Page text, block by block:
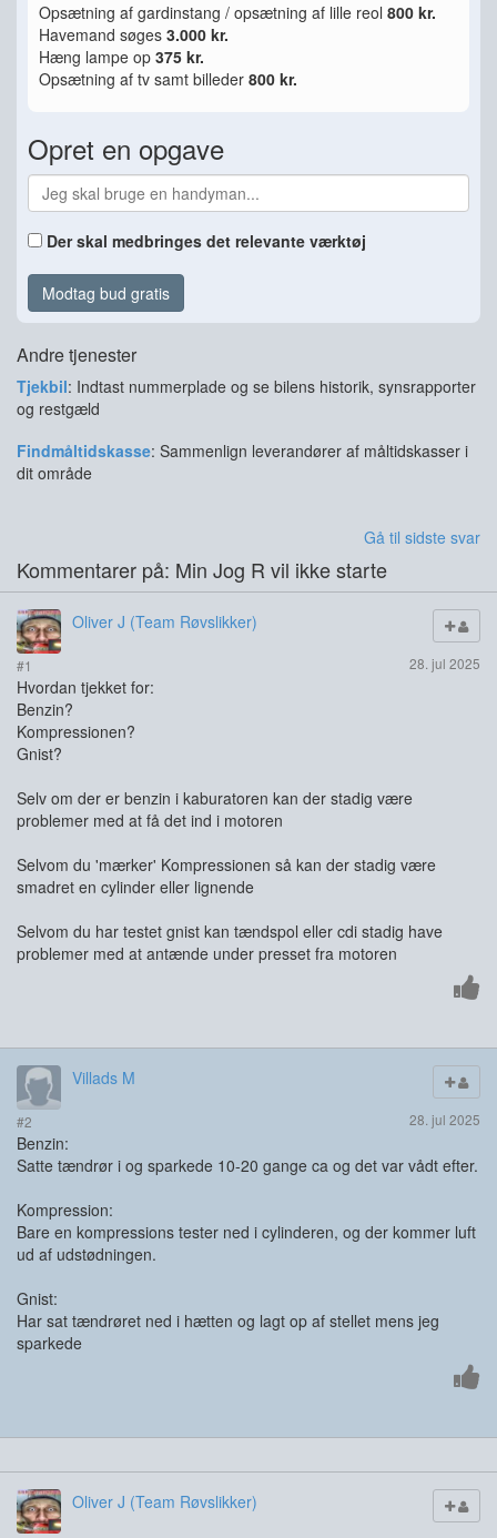
Opsætning af gardinstang / opsætning af lille reol 800 kr.
Havemand søges 3.000 kr.
Hæng lampe op 375 kr.
Opsætning af tv samt billeder 800 kr.
Opret en opgave
Der skal medbringes det relevante værktøj
Modtag bud gratis
Andre tjenester
Tjekbil: Indtast nummerplade og se bilens historik, synsrapporter
og restgæld
Findmåltidskasse: Sammenlign leverandører af måltidskasser i
dit område
Gå til sidste svar
Kommentarer på: Min Jog R vil ikke starte
Oliver J (Team Røvslikker)
#1 28. jul 2025
Hvordan tjekket for:
Benzin?
Kompressionen?
Gnist?
Selv om der er benzin i kaburatoren kan der stadig være
problemer med at få det ind i motoren
Selvom du 'mærker' Kompressionen så kan der stadig være
smadret en cylinder eller lignende
Selvom du har testet gnist kan tændspol eller cdi stadig have
problemer med at antænde under presset fra motoren
Villads M
#2 28. jul 2025
Benzin:
Satte tændrør i og sparkede 10-20 gange ca og det var vådt efter.
Kompression:
Bare en kompressions tester ned i cylinderen, og der kommer luft
ud af udstødningen.
Gnist:
Har sat tændrøret ned i hætten og lagt op af stellet mens jeg
sparkede
Oliver J (Team Røvslikker)